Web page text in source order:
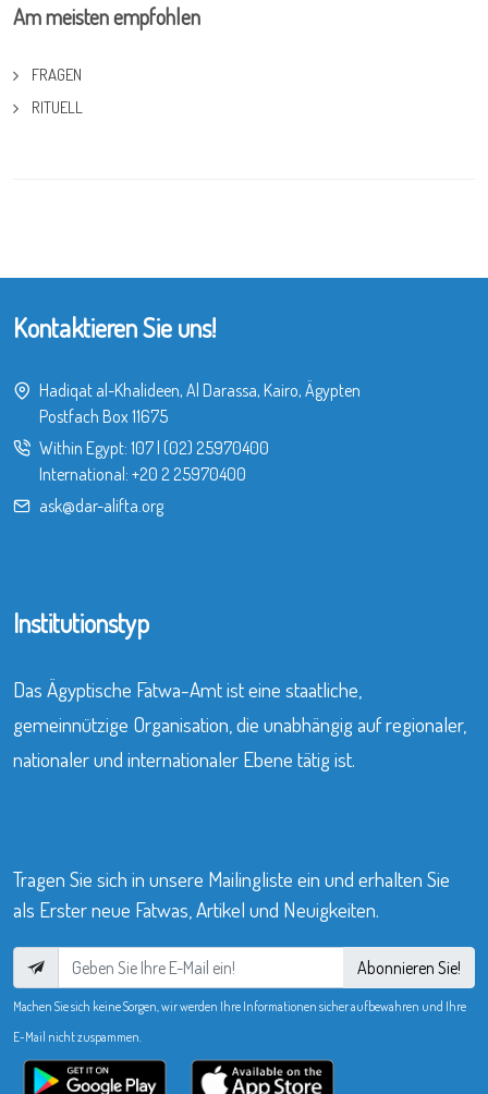
Am meisten empfohlen
FRAGEN
RITUELL
Kontaktieren Sie uns!
Hadiqat al-Khalideen, Al Darassa, Kairo, Ägypten
Postfach Box 11675
Within Egypt: 107| (02) 25970400
International: +20 2 25970400
ask@dar-alifta.org
Institutionstyp
Das Ägyptische Fatwa-Amt ist eine staatliche,
gemeinnützige Organisation, die unabhängig auf regionaler,
nationaler und internationaler Ebene tätig ist.
Tragen Sie sich in unsere Mailingliste ein und erhalten Sie
als Erster neue Fatwas, Artikel und Neuigkeiten.
Abonnieren Sie!
Machen Sie sich keine Sorgen, wir werden Ihre Informationen sicher aufbewahren und Ihre
E-Mail nicht zuspammen.